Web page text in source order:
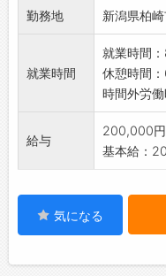
勤務地 新潟県柏
就業時間
就業時間
休憩時間
時間外労
給与
200,000
基本給：
気になる